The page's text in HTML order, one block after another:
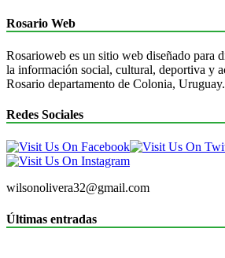
Rosario Web
Rosarioweb es un sitio web diseñado para
la información social, cultural, deportiva y
Rosario departamento de Colonia, Uruguay.
Redes Sociales
wilsonolivera32@gmail.com
Últimas entradas